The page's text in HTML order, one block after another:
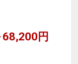
る長良川にて
円